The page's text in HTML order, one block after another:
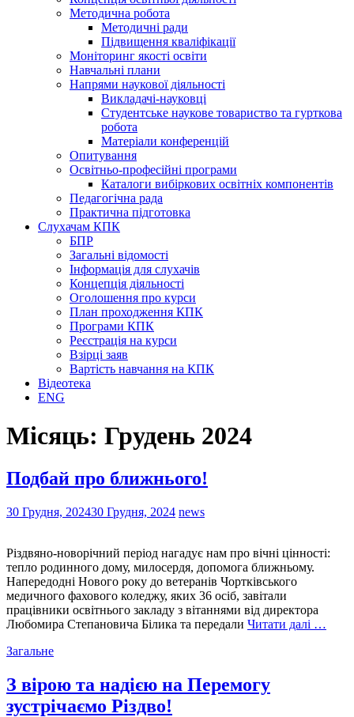
Методична робота
Методичні ради
Підвищення кваліфікації
Моніторинг якості освіти
Навчальні плани
Напрями наукової діяльності
Викладачі-науковці
Студентське наукове товариство та гурткова
робота
Матеріали конференцій
Опитування
Освітньо-професійні програми
Каталоги вибіркових освітніх компонентів
Педагогічна рада
Практична підготовка
Слухачам КПК
БПР
Загальні відомості
Інформація для слухачів
Концепція діяльності
Оголошення про курси
План проходження КПК
Програми КПК
Реєстрація на курси
Взірці заяв
Вартість навчання на КПК
Відеотека
ENG
Місяць: Грудень 2024
Подбай про ближнього!
30 Грудня, 202430 Грудня, 2024 news
Різдвяно-новорічний період нагадує нам про вічні цінності:
тепло родинного дому, милосердя, допомога ближньому.
Напередодні Нового року до ветеранів Чортківського
медичного фахового коледжу, яких 36 осіб, завітали
працівники освітнього закладу з вітаннями від директора
Любомира Степановича Білика та передали Читати далі …
Загальне
З вірою та надією на Перемогу
зустрічаємо Різдво!